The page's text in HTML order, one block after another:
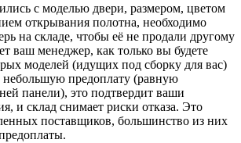
с моделью двери, размером, цветом
открывания полотна, необходимо
на складе, чтобы её не продали другому
ваш менеджер, как только вы будете
моделей (идущих под сборку для вас)
небольшую предоплату (равную
панели), это подтвердит ваши
и склад снимает риски отказа. Это
поставщиков, большинство из них